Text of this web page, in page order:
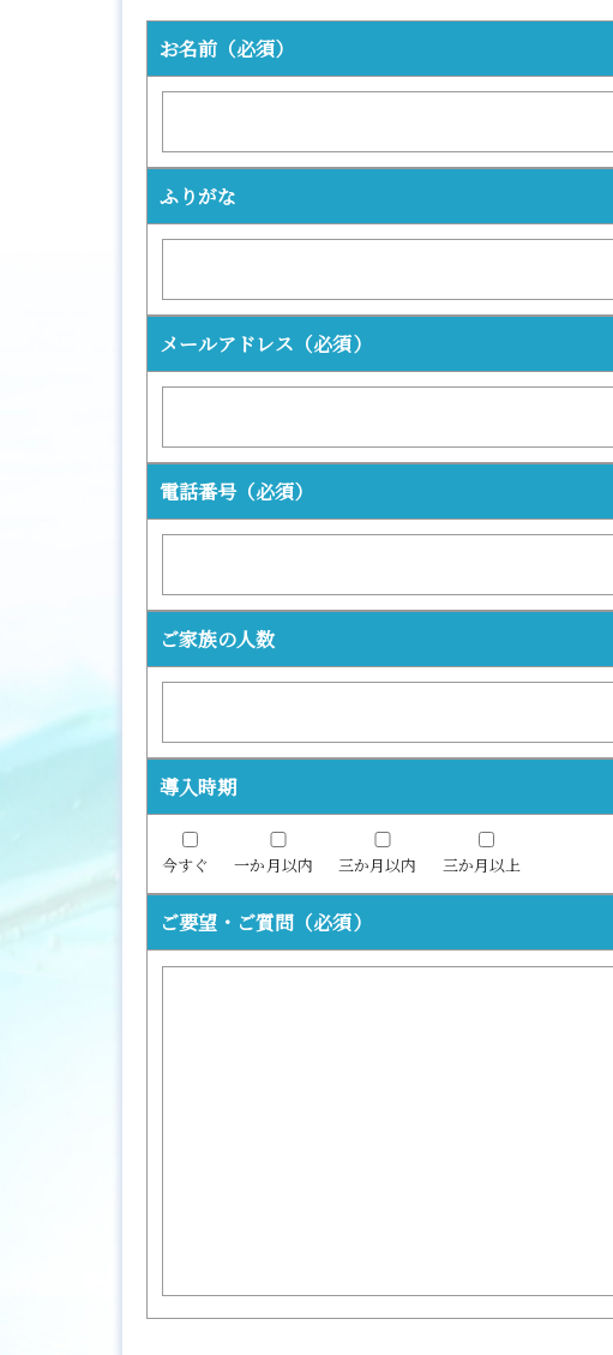
お名前（必須）
ふりがな
メールアドレス （必須）
電話番号（必須）
ご家族の人数
導入時期
今すぐ 一か月以内 三か月以内 三か月以上
ご要望・ご質問 （必須）